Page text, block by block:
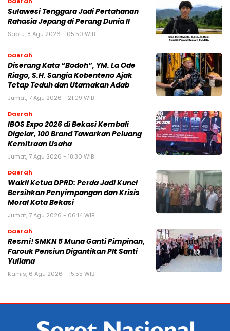
Sulawesi Tenggara Jadi Pertahanan
Rahasia Jepang di Perang Dunia II
Sabtu, 8 Agu 2026 - 05:50 WIB
Daerah
Diserang Kata “Bodoh”, YM. La Ode
Riago, S.H. Sangia Kobenteno Ajak
Tetap Teduh dan Utamakan Adab
Jumat, 7 Agu 2026 - 21:09 WIB
Daerah
IBOS Expo 2026 di Bekasi Kembali
Digelar, 100 Brand Tawarkan Peluang
Kemitraan Usaha
Jumat, 7 Agu 2026 - 18:30 WIB
Daerah
Wakil Ketua DPRD: Perda Jadi Kunci
Bersihkan Penyimpangan dan Krisis
Moral Kota Bekasi
Jumat, 7 Agu 2026 - 06:14 WIB
Daerah
Resmi! SMKN 5 Muna Ganti Pimpinan,
Farouk Pensiun Digantikan Plt Santi
Yuliana
Kamis, 6 Agu 2026 - 15:55 WIB